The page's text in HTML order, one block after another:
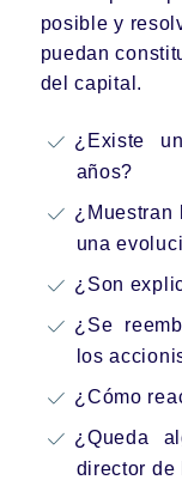
posible y
puedan
del capital.
¿Existe
años?
¿Muestran
una
¿Son
¿Se
los
¿Cómo
¿Queda
director de